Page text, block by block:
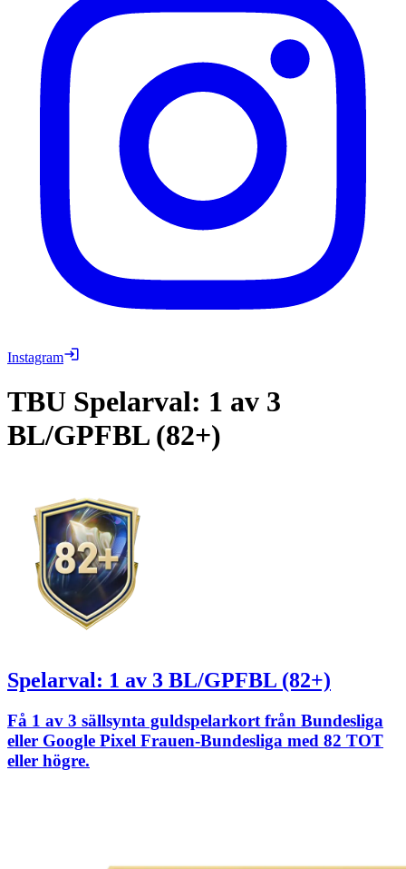
Instagram
TBU Spelarval: 1 av 3
BL/GPFBL (82+)
Spelarval: 1 av 3 BL/GPFBL (82+)
Få 1 av 3 sällsynta guldspelarkort från Bundesliga
eller Google Pixel Frauen-Bundesliga med 82 TOT
eller högre.